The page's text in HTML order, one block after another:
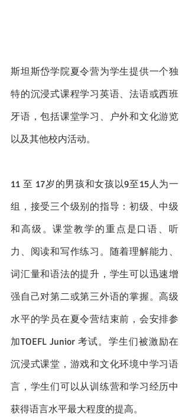
斯坦斯岱学院夏令营为学生提供一个独
特的沉浸式课程学习英语、法语或西班
牙语，包括课堂学习、户外和文化游览
以及其他校内活动。
11 至 17岁的男孩和女孩以9至15人为一
组，接受三个级别的指导：初级、中级
和高级。课堂教学的重点是口语、听
力、阅读和写作练习。随着理解能力、
词汇量和语法的提升，学生可以迅速增
强自己对第二或第三外语的掌握。高级
水平的学员在夏令营结束前，会安排参
加TOEFL Junior 考试。学生们被激励在
沉浸式课堂，游戏和文化环境中学习语
言，学生们可以从训练营和学习经历中
获得语言水平最大程度的提高。